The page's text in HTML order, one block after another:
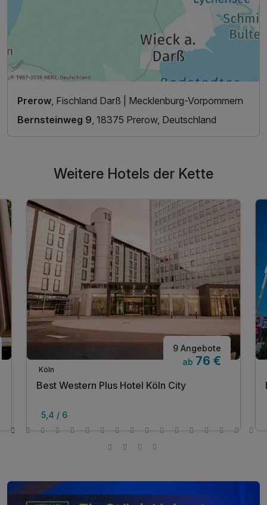
Prerow , Fischland Darß | Mecklenburg-Vorpommern
Bernsteinweg 9 , 18375 Prerow, Deutschland
Weitere Hotels der Kette
Köln
9 Angebote
ab 76 €
Best Western Plus Hotel Köln City
5,4 / 6
DE: Heimatliebe 2026